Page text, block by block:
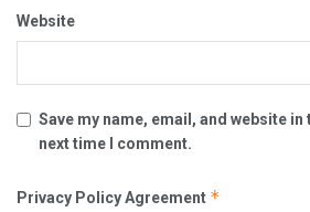
Website
Save my name, email, and website
next time I comment.
Privacy Policy Agreement *